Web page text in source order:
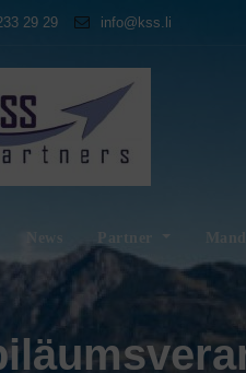
29 29 info@kss.li
Partner